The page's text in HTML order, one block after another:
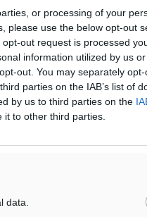
or processing of your
please use the below opt-out
out request is processed
information utilized by us
out. You may separately
parties on the IAB’s list of
by us to third parties on the
to other third parties.
data.